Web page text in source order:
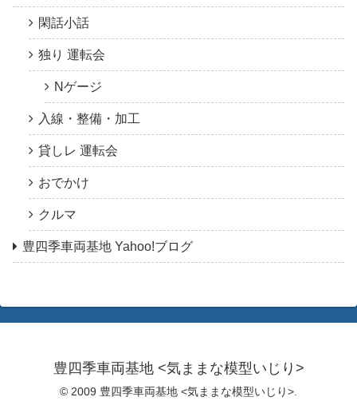
閑話小話
独り 運転会
Nゲージ
入線・整備・加工
貸しレ 運転会
おでかけ
クルマ
豊四季車両基地 Yahoo!ブログ
豊四季車両基地 <気ままな模型いじり>
© 2009 豊四季車両基地 <気ままな模型いじり>.